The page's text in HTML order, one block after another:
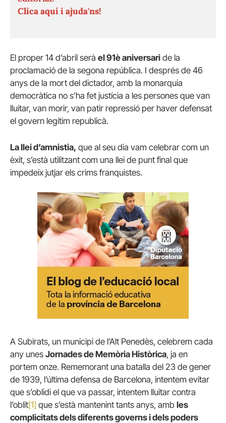
Clica aquí i ajuda'ns!
El proper 14 d’abril serà el 91è aniversari de la
proclamació de la segona república. I després de 46
anys de la mort del dictador, amb la monarquia
democràtica no s’ha fet justícia a les persones que van
lluitar, van morir, van patir repressió per haver defensat
el govern legítim republicà.
La llei d’amnistia, que al seu dia vam celebrar com un
èxit, s’està utilitzant com una llei de punt final que
impedeix jutjar els crims franquistes.
A Subirats, un municipi de l’Alt Penedès, celebrem cada
any unes Jornades de Memòria Històrica, ja en
portem onze. Rememorant una batalla del 23 de gener
de 1939, l’última defensa de Barcelona, intentem evitar
que s’oblidi el que va passar, intentem lluitar contra
l’oblit[1] que s’està mantenint tants anys, amb les
complicitats dels diferents governs i dels poders